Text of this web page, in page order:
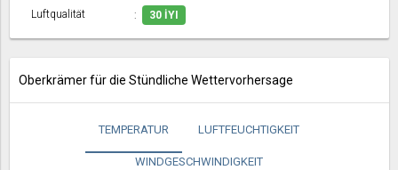
Luftqualität
30 İYI
Oberkrämer für die Stündliche Wettervorhersage
TEMPERATUR LUFTFEUCHTIGKEIT
WINDGESCHWINDIGKEIT